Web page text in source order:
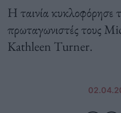
Η ταινία κυκλοφόρησε
πρωταγωνιστές τους
Kathleen Turner.